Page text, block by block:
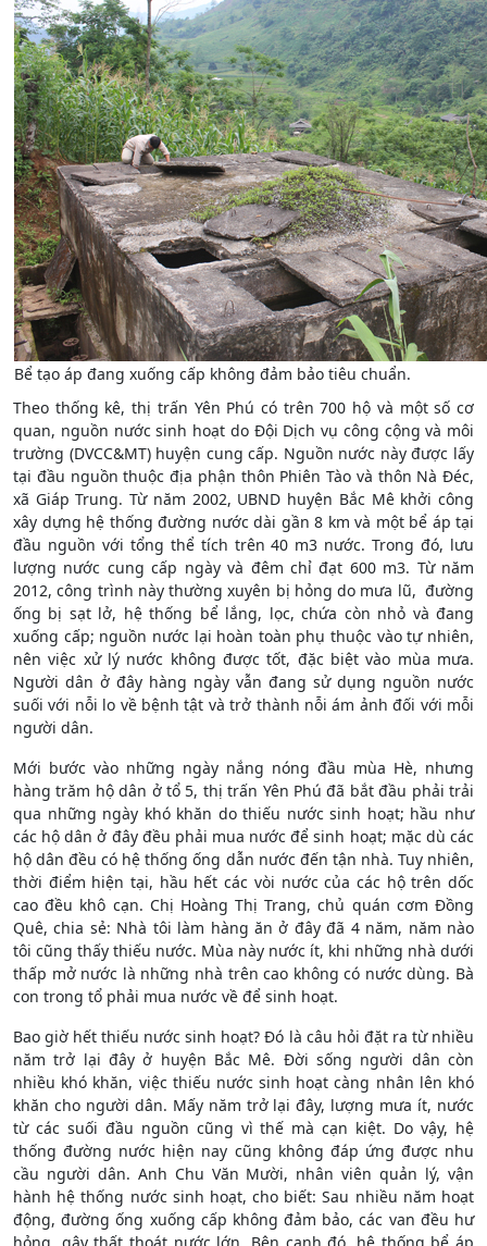
Bể tạo áp đang xuống cấp không đảm bảo tiêu chuẩn.
Theo thống kê, thị trấn Yên Phú có trên 700 hộ và một số cơ
quan, nguồn nước sinh hoạt do Đội Dịch vụ công cộng và môi
trường (DVCC&MT) huyện cung cấp. Nguồn nước này được lấy
tại đầu nguồn thuộc địa phận thôn Phiên Tào và thôn Nà Đéc,
xã Giáp Trung. Từ năm 2002, UBND huyện Bắc Mê khởi công
xây dựng hệ thống đường nước dài gần 8 km và một bể áp tại
đầu nguồn với tổng thể tích trên 40 m3 nước. Trong đó, lưu
lượng nước cung cấp ngày và đêm chỉ đạt 600 m3. Từ năm
2012, công trình này thường xuyên bị hỏng do mưa lũ, đường
ống bị sạt lở, hệ thống bể lắng, lọc, chứa còn nhỏ và đang
xuống cấp; nguồn nước lại hoàn toàn phụ thuộc vào tự nhiên,
nên việc xử lý nước không được tốt, đặc biệt vào mùa mưa.
Người dân ở đây hàng ngày vẫn đang sử dụng nguồn nước
suối với nỗi lo về bệnh tật và trở thành nỗi ám ảnh đối với mỗi
người dân.
Mới bước vào những ngày nắng nóng đầu mùa Hè, nhưng
hàng trăm hộ dân ở tổ 5, thị trấn Yên Phú đã bắt đầu phải trải
qua những ngày khó khăn do thiếu nước sinh hoạt; hầu như
các hộ dân ở đây đều phải mua nước để sinh hoạt; mặc dù các
hộ dân đều có hệ thống ống dẫn nước đến tận nhà. Tuy nhiên,
thời điểm hiện tại, hầu hết các vòi nước của các hộ trên dốc
cao đều khô cạn. Chị Hoàng Thị Trang, chủ quán cơm Đồng
Quê, chia sẻ: Nhà tôi làm hàng ăn ở đây đã 4 năm, năm nào
tôi cũng thấy thiếu nước. Mùa này nước ít, khi những nhà dưới
thấp mở nước là những nhà trên cao không có nước dùng. Bà
con trong tổ phải mua nước về để sinh hoạt.
Bao giờ hết thiếu nước sinh hoạt? Đó là câu hỏi đặt ra từ nhiều
năm trở lại đây ở huyện Bắc Mê. Đời sống người dân còn
nhiều khó khăn, việc thiếu nước sinh hoạt càng nhân lên khó
khăn cho người dân. Mấy năm trở lại đây, lượng mưa ít, nước
từ các suối đầu nguồn cũng vì thế mà cạn kiệt. Do vậy, hệ
thống đường nước hiện nay cũng không đáp ứng được nhu
cầu người dân. Anh Chu Văn Mười, nhân viên quản lý, vận
hành hệ thống nước sinh hoạt, cho biết: Sau nhiều năm hoạt
động, đường ống xuống cấp không đảm bảo, các van đều hư